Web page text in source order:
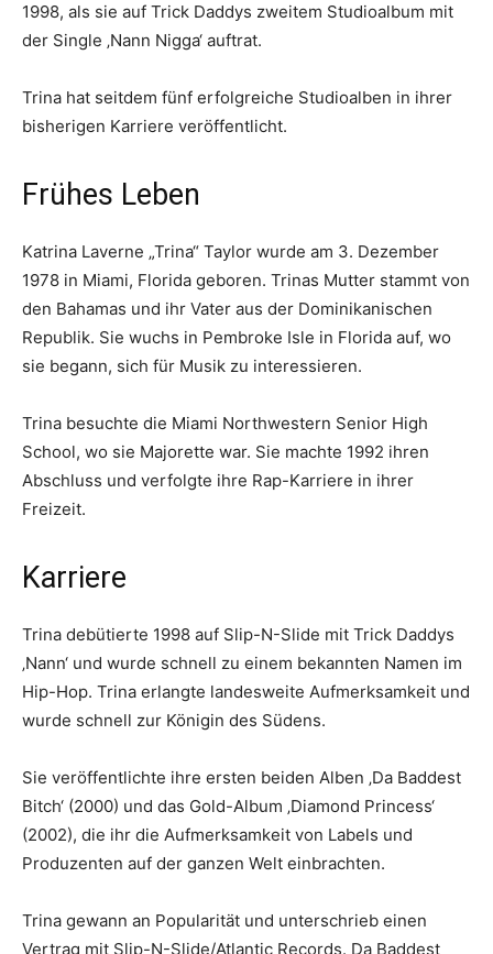
1998, als sie auf Trick Daddys zweitem Studioalbum mit
der Single ‚Nann Nigga‘ auftrat.
Trina hat seitdem fünf erfolgreiche Studioalben in ihrer
bisherigen Karriere veröffentlicht.
Frühes Leben
Katrina Laverne „Trina“ Taylor wurde am 3. Dezember
1978 in Miami, Florida geboren. Trinas Mutter stammt von
den Bahamas und ihr Vater aus der Dominikanischen
Republik. Sie wuchs in Pembroke Isle in Florida auf, wo
sie begann, sich für Musik zu interessieren.
Trina besuchte die Miami Northwestern Senior High
School, wo sie Majorette war. Sie machte 1992 ihren
Abschluss und verfolgte ihre Rap-Karriere in ihrer
Freizeit.
Karriere
Trina debütierte 1998 auf Slip-N-Slide mit Trick Daddys
‚Nann‘ und wurde schnell zu einem bekannten Namen im
Hip-Hop. Trina erlangte landesweite Aufmerksamkeit und
wurde schnell zur Königin des Südens.
Sie veröffentlichte ihre ersten beiden Alben ‚Da Baddest
Bitch‘ (2000) und das Gold-Album ‚Diamond Princess‘
(2002), die ihr die Aufmerksamkeit von Labels und
Produzenten auf der ganzen Welt einbrachten.
Trina gewann an Popularität und unterschrieb einen
Vertrag mit Slip-N-Slide/Atlantic Records. Da Baddest